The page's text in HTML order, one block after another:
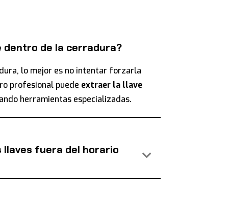
dentro de la cerradura?
lo mejor es no intentar forzarla
profesional puede extraer la llave
herramientas especializadas.
llaves fuera del horario